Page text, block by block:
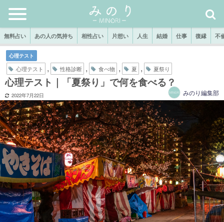
無料占い あの人の気持ち 相性占い 片想い 人生 結婚 仕事 復縁 不
心理テスト
心理テスト , 性格診断 , 食べ物 , 夏 , 夏祭り
心理テスト｜「夏祭り」で何を食べる？
2022年7月22日 みのり編集部